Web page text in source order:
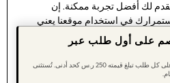
لك أفضل تجربة ممكنة. إن
في استخدام موقعنا يعني
موافقتك على استخدامنا لملفات تعريف
الارتباط.
المزيدعن إدارة إعدادات ملفات
الارتباط (الكوكيز).
بنطلون بمظهر دنيم واسع للغاية
مطرَّز من Love & Roses
ر.س خصم على أول طلب عبر
يُطبق العرض تلقائيًا في صفحة السداد على كل طلب تبلغ قيمته 250 ر.س كحد أدنى. تُستثنى